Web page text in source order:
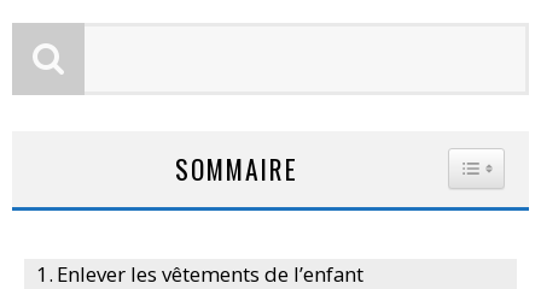
SOMMAIRE
Enlever les vêtements de l’enfant